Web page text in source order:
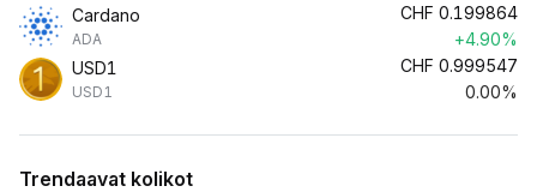
Cardano
ADA
CHF 0.199864
+4.90%
USD1
USD1
CHF 0.999547
0.00%
Trendaavat kolikot